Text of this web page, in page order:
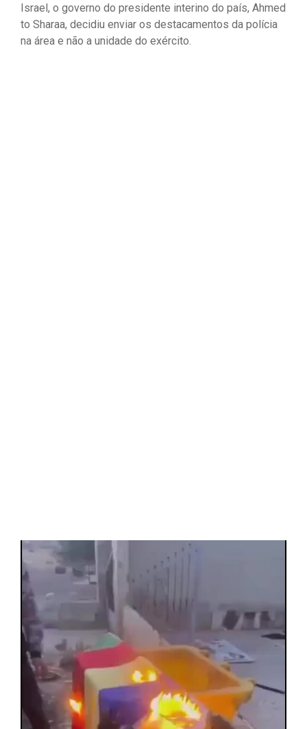
Israel, o governo do presidente interino do país, Ahmed
to Sharaa, decidiu enviar os destacamentos da polícia
na área e não a unidade do exército.